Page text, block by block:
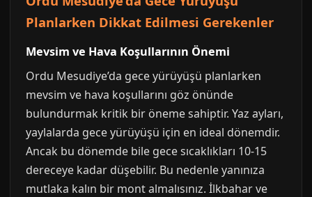
Planlarken Dikkat Edilmesi Gerekenler
Mevsim ve Hava Koşullarının Önemi
Ordu Mesudiye’da gece yürüyüşü planlarken
mevsim ve hava koşullarını göz önünde
bulundurmak kritik bir öneme sahiptir. Yaz ayları,
yaylalarda gece yürüyüşü için en ideal dönemdir.
Ancak bu dönemde bile gece sıcaklıkları 10-15
dereceye kadar düşebilir. Bu nedenle yanınıza
mutlaka kalın bir mont almalısınız. İlkbahar ve